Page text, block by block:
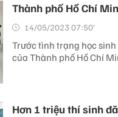
Thành phố Hồ Chí
14/05/2023 07:50’
Trước tình trạng học
của Thành phố Hồ Chí
Hơn 1 triệu thí sinh